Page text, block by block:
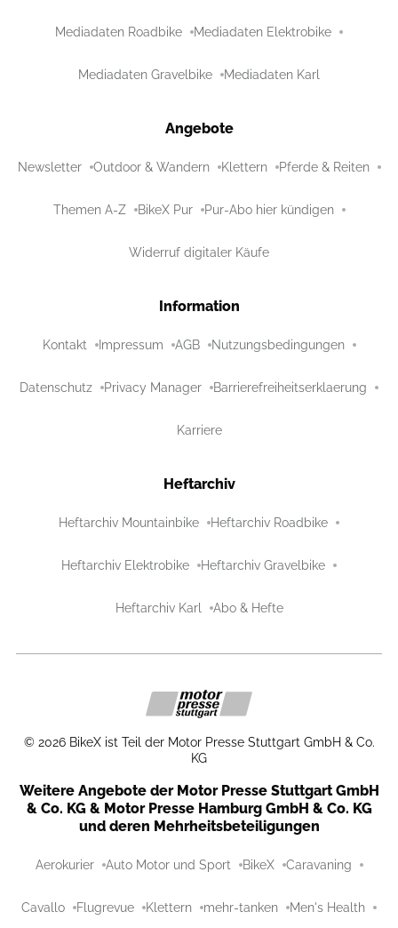
Mediadaten Roadbike Mediadaten Elektrobike
Mediadaten Gravelbike Mediadaten Karl
Angebote
Newsletter Outdoor & Wandern Klettern Pferde & Reiten
Themen A-Z BikeX Pur Pur-Abo hier kündigen
Widerruf digitaler Käufe
Information
Kontakt Impressum AGB Nutzungsbedingungen
Datenschutz Privacy Manager Barrierefreiheitserklaerung
Karriere
Heftarchiv
Heftarchiv Mountainbike Heftarchiv Roadbike
Heftarchiv Elektrobike Heftarchiv Gravelbike
Heftarchiv Karl Abo & Hefte
© 2026 BikeX ist Teil der Motor Presse Stuttgart GmbH & Co.
KG
Weitere Angebote der Motor Presse Stuttgart GmbH
& Co. KG & Motor Presse Hamburg GmbH & Co. KG
und deren Mehrheitsbeteiligungen
Aerokurier Auto Motor und Sport BikeX Caravaning
Cavallo Flugrevue Klettern mehr-tanken Men's Health